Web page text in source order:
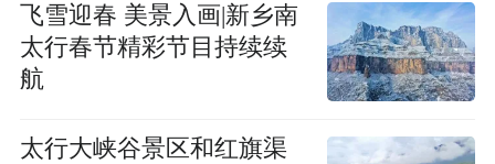
飞雪迎春 美景入画|新乡南
太行春节精彩节目持续续
航
太行大峡谷景区和红旗渠